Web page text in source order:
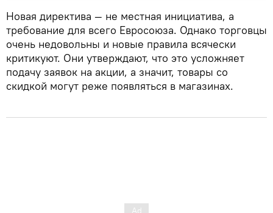
Новая директива — не местная инициатива, а
требование для всего Евросоюза. Однако торговцы
очень недовольны и новые правила всячески
критикуют. Они утверждают, что это усложняет
подачу заявок на акции, а значит, товары со
скидкой могут реже появляться в магазинах.